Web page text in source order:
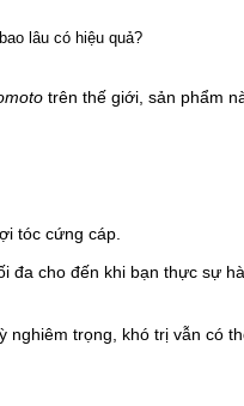
trên thế giới, sản phẩm
tóc cứng cáp.
cho đến khi bạn thực sự
trọng, khó trị vẫn có